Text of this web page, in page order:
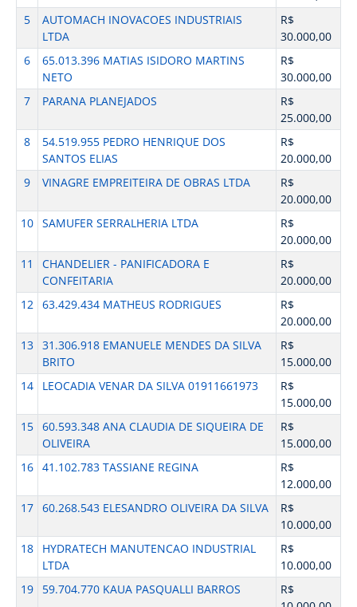
5
AUTOMACH INOVACOES INDUSTRIAIS
LTDA
R$
30.000,00
6
65.013.396 MATIAS ISIDORO MARTINS
NETO
R$
30.000,00
7
PARANA PLANEJADOS
R$
25.000,00
8
54.519.955 PEDRO HENRIQUE DOS
SANTOS ELIAS
R$
20.000,00
9
VINAGRE EMPREITEIRA DE OBRAS LTDA
R$
20.000,00
10 SAMUFER SERRALHERIA LTDA
R$
20.000,00
11
CHANDELIER - PANIFICADORA E
CONFEITARIA
R$
20.000,00
12 63.429.434 MATHEUS RODRIGUES
R$
20.000,00
13 31.306.918 EMANUELE MENDES DA SILVA
BRITO
R$
15.000,00
14
LEOCADIA VENAR DA SILVA 01911661973
R$
15.000,00
15 60.593.348 ANA CLAUDIA DE SIQUEIRA DE
OLIVEIRA
R$
15.000,00
16 41.102.783 TASSIANE REGINA
R$
12.000,00
17 60.268.543 ELESANDRO OLIVEIRA DA SILVA
R$
10.000,00
18
HYDRATECH MANUTENCAO INDUSTRIAL
LTDA
R$
10.000,00
19
59.704.770 KAUA PASQUALLI BARROS
R$